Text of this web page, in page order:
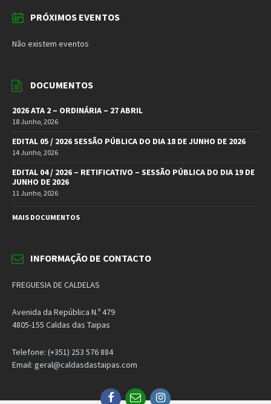
PRÓXIMOS EVENTOS
Não existem eventos
DOCUMENTOS
2026 ATA 2 – ORDINÁRIA – 27 ABRIL
18 Junho, 2026
EDITAL 05 / 2026 SESSÃO PÚBLICA DO DIA 18 DE JUNHO DE 2026
14 Junho, 2026
EDITAL 04 / 2026 – RETIFICATIVO – SESSÃO PÚBLICA DO DIA 19 DE
JUNHO DE 2026
11 Junho, 2026
MAIS DOCUMENTOS
INFORMAÇÃO DE CONTACTO
FREGUESIA DE CALDELAS
Avenida da República N.º 479
4805-155 Caldas das Taipas
Telefone: (+351) 253 576 884
Email: geral@caldasdastaipas.com
Facebook
EmailInstagram